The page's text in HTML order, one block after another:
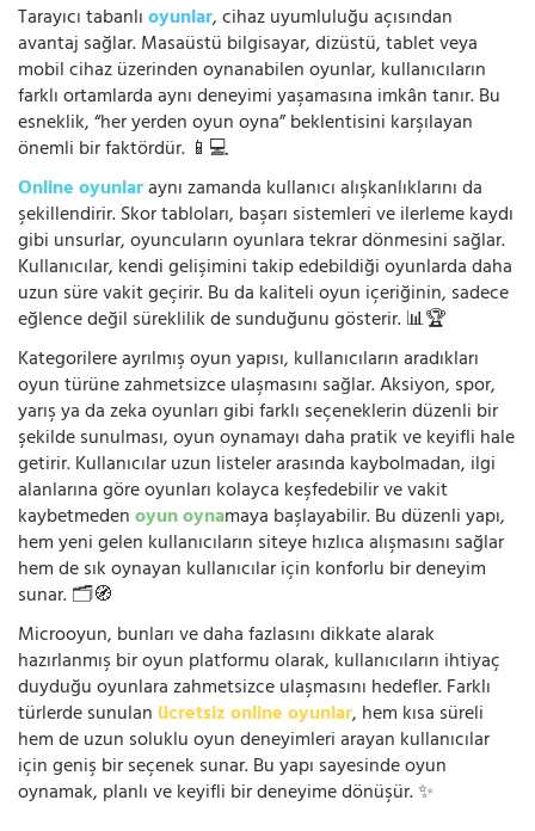
Tarayıcı tabanlıoyunlar, cihaz uyumluluğu açısından
avantaj sağlar. Masaüstü bilgisayar, dizüstü, tablet veya
mobil cihaz üzerinden oynanabilen oyunlar, kullanıcıların
farklı ortamlarda aynı deneyimi yaşamasına imkân tanır. Bu
esneklik, “her yerden oyun oyna” beklentisini karşılayan
önemli bir faktördür. 📱💻
Online oyunlaraynı zamanda kullanıcı alışkanlıklarını da
şekillendirir. Skor tabloları, başarı sistemleri ve ilerleme kaydı
gibi unsurlar, oyuncuların oyunlara tekrar dönmesini sağlar.
Kullanıcılar, kendi gelişimini takip edebildiği oyunlarda daha
uzun süre vakit geçirir. Bu da kaliteli oyun içeriğinin, sadece
eğlence değil süreklilik de sunduğunu gösterir. 📊🏆
Kategorilere ayrılmış oyun yapısı, kullanıcıların aradıkları
oyun türüne zahmetsizce ulaşmasını sağlar. Aksiyon, spor,
yarış ya da zeka oyunları gibi farklı seçeneklerin düzenli bir
şekilde sunulması, oyun oynamayı daha pratik ve keyifli hale
getirir. Kullanıcılar uzun listeler arasında kaybolmadan, ilgi
alanlarına göre oyunları kolayca keşfedebilir ve vakit
kaybetmedenoyun oynamaya başlayabilir. Bu düzenli yapı,
hem yeni gelen kullanıcıların siteye hızlıca alışmasını sağlar
hem de sık oynayan kullanıcılar için konforlu bir deneyim
sunar. 🗂️🧭
Microoyun, bunları ve daha fazlasını dikkate alarak
hazırlanmış bir oyun platformu olarak, kullanıcıların ihtiyaç
duyduğu oyunlara zahmetsizce ulaşmasını hedefler. Farklı
türlerde sunulan ücretsiz online oyunlar, hem kısa süreli
hem de uzun soluklu oyun deneyimleri arayan kullanıcılar
için geniş bir seçenek sunar. Bu yapı sayesinde oyun
oynamak, planlı ve keyifli bir deneyime dönüşür. ✨